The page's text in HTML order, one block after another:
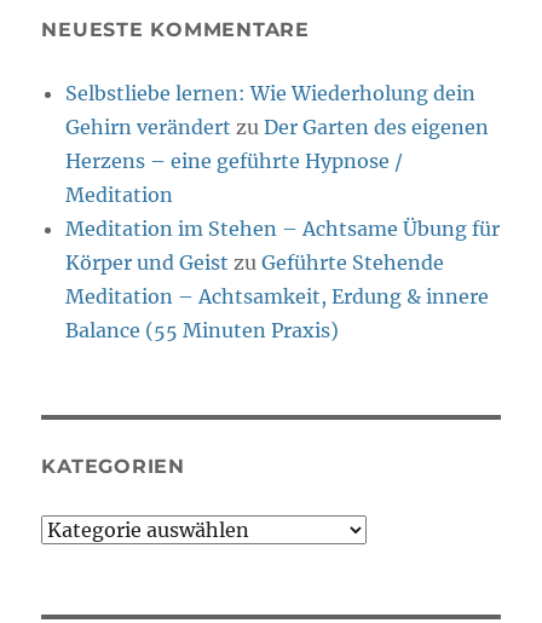
NEUESTE KOMMENTARE
Selbstliebe lernen: Wie Wiederholung dein
Gehirn verändert zuDer Garten des eigenen
Herzens – eine geführte Hypnose /
Meditation
Meditation im Stehen – Achtsame Übung für
Körper und Geist zuGeführte Stehende
Meditation – Achtsamkeit, Erdung & innere
Balance (55 Minuten Praxis)
KATEGORIEN
Kategorien